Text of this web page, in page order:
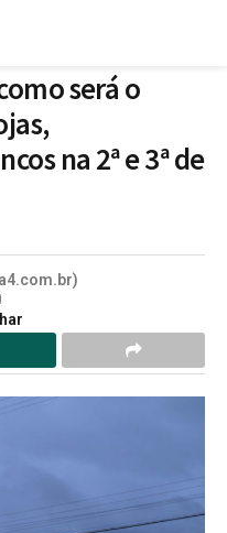
será o
na 2ª e 3ª de